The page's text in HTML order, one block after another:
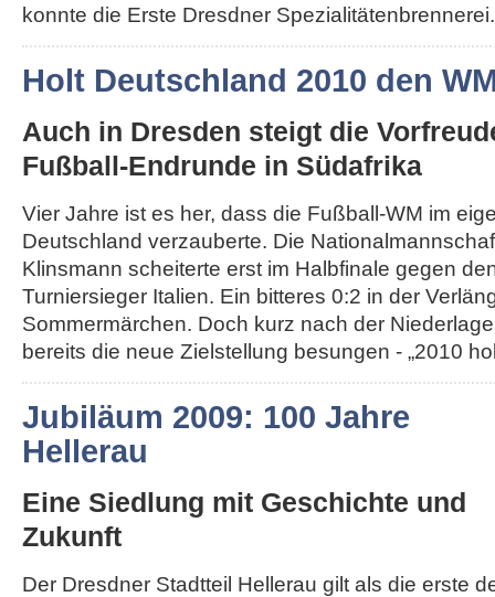
konnte die Erste Dresdner
Holt Deutschland 2010 den
Auch in Dresden steigt die
Fußball-Endrunde in Südafrika
Vier Jahre ist es her, dass die Fußball-WM im
Deutschland verzauberte. Die
Klinsmann scheiterte erst im Halbfinale gegen
Turniersieger Italien. Ein bitteres 0:2 in der
Sommermärchen. Doch kurz nach der
bereits die neue Zielstellung besungen - „2010
Jubiläum 2009: 100 Jahre
Hellerau
Eine Siedlung mit Geschichte und
Zukunft
Der Dresdner Stadtteil Hellerau gilt als die erste